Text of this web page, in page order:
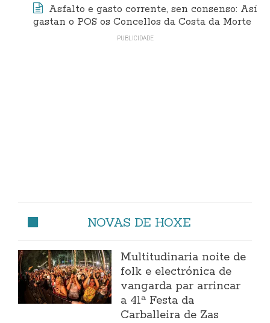
Asfalto e gasto corrente, sen consenso: Así
gastan o POS os Concellos da Costa da Morte
NOVAS DE HOXE
Multitudinaria noite de
folk e electrónica de
vangarda par arrincar
a 41ª Festa da
Carballeira de Zas